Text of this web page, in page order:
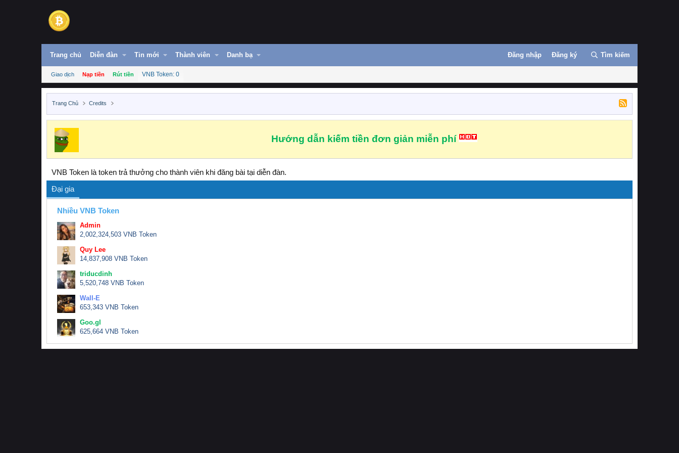
Trang chủ Diễn đàn Tin mới Thành viên Danh bạ Đăng nhập Đăng ký Tìm kiếm
Giao dịch Nạp tiền Rút tiền VNB Token: 0
Trang Chủ Credits
Hướng dẫn kiếm tiền đơn giản miễn phí
VNB Token là token trả thưởng cho thành viên khi đăng bài tại diễn đàn.
Đại gia
Nhiều VNB Token
Admin
2,002,324,503 VNB Token
Quy Lee
14,837,908 VNB Token
triducdinh
5,520,748 VNB Token
Wall-E
653,343 VNB Token
Goo.gl
625,664 VNB Token